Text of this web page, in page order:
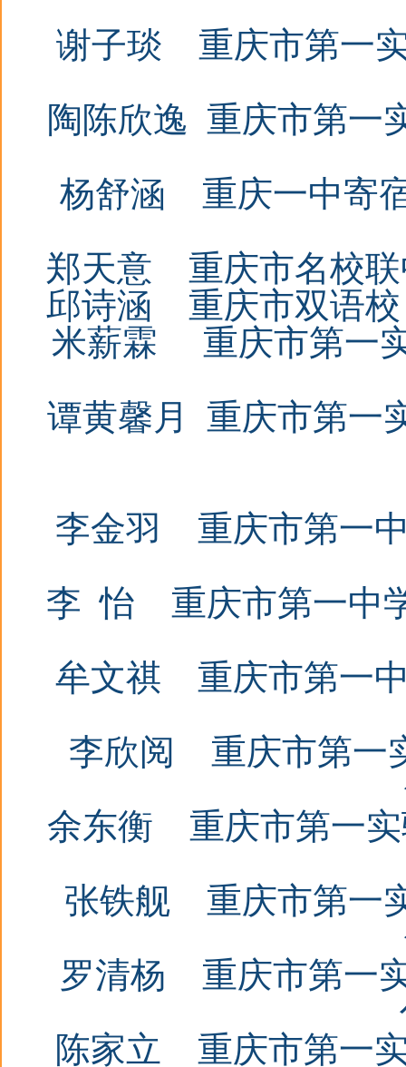
谢子琰 重庆市第一
陶陈欣逸 重庆市第
杨舒涵
重庆一中寄
郑天意
重庆市名校
邱诗涵 重庆市双
米薪霖 重庆市第一
谭黄馨月
重庆市第一
李金羽
重庆市第一
李 怡 重庆市第一
牟文祺
重庆市第一
李欣阅
重庆市第一
余东衡
重庆市第一
张铁舰
重庆市第一
罗清杨
重庆市第一
陈家立
重庆市第一